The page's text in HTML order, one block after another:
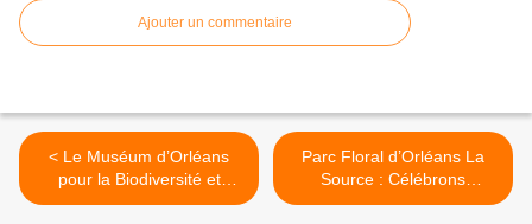
Ajouter un commentaire
< Le Muséum d’Orléans
pour la Biodiversité et
l’Environnement met en
Parc Floral d’Orléans La
Source : Célébrons
l'automne les 23 et 24